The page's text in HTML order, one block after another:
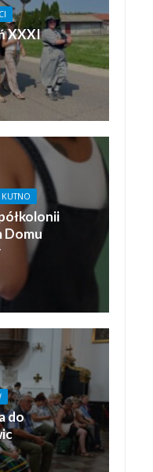
XXXI
KUTNO
Domu
do